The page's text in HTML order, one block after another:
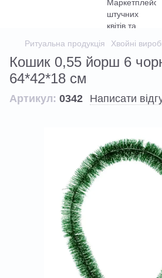
Ритуальна продукція Хвойні
Кошик 0,55 йорш 6
64*42*18 см
Артикул: 0342 Написати